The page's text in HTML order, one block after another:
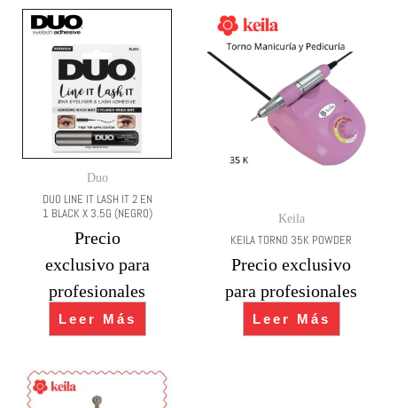
Duo
DUO LINE IT LASH IT 2 EN
1 BLACK X 3.5G (NEGRO)
Precio
exclusivo para
profesionales
Leer Más
Keila
KEILA TORNO 35K POWDER
Precio exclusivo
para profesionales
Leer Más